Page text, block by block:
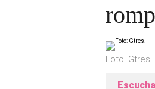
Foto: Gtres.